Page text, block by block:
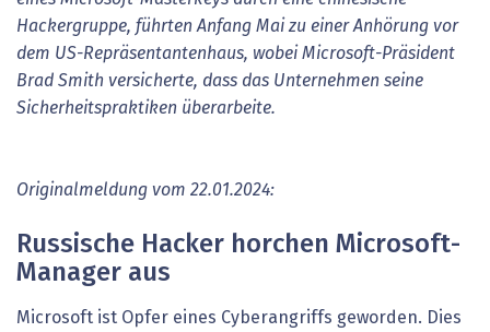
Hackergruppe, führten Anfang Mai zu einer Anhörung vor
dem US-Repräsentantenhaus, wobei Microsoft-Präsident
Brad Smith versicherte, dass das Unternehmen seine
Sicherheitspraktiken überarbeite.
Originalmeldung vom 22.01.2024:
Russische Hacker horchen Microsoft-
Manager aus
Microsoft ist Opfer eines Cyberangriffs geworden. Dies